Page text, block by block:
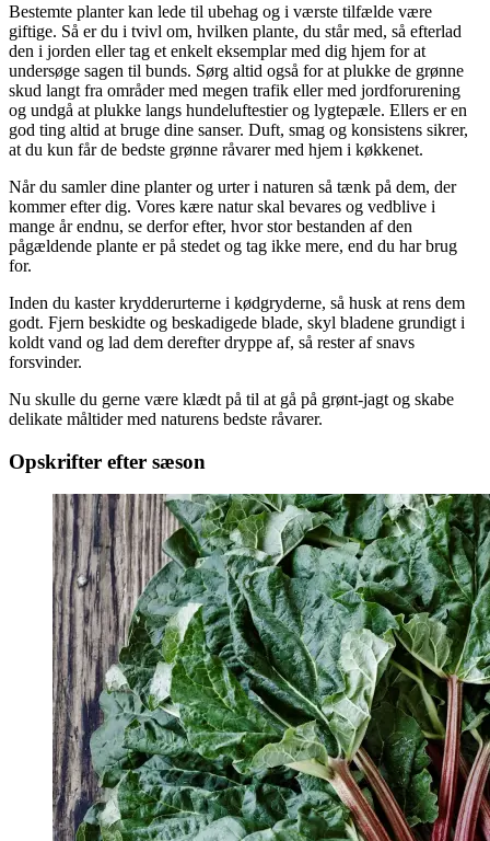
Bestemte planter kan lede til ubehag og i værste tilfælde være
giftige. Så er du i tvivl om, hvilken plante, du står med, så efterlad
den i jorden eller tag et enkelt eksemplar med dig hjem for at
undersøge sagen til bunds. Sørg altid også for at plukke de grønne
skud langt fra områder med megen trafik eller med jordforurening
og undgå at plukke langs hundeluftestier og lygtepæle. Ellers er en
god ting altid at bruge dine sanser. Duft, smag og konsistens sikrer,
at du kun får de bedste grønne råvarer med hjem i køkkenet.
Når du samler dine planter og urter i naturen så tænk på dem, der
kommer efter dig. Vores kære natur skal bevares og vedblive i
mange år endnu, se derfor efter, hvor stor bestanden af den
pågældende plante er på stedet og tag ikke mere, end du har brug
for.
Inden du kaster krydderurterne i kødgryderne, så husk at rens dem
godt. Fjern beskidte og beskadigede blade, skyl bladene grundigt i
koldt vand og lad dem derefter dryppe af, så rester af snavs
forsvinder.
Nu skulle du gerne være klædt på til at gå på grønt-jagt og skabe
delikate måltider med naturens bedste råvarer.
Opskrifter efter sæson